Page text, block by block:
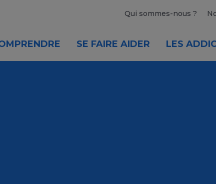
Qui sommes-nous ?
SE FAIRE AIDER LES